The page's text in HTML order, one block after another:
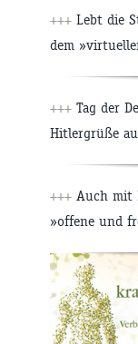
+++ Lebt die
dem
+++ Tag der
Hitlergrüße
+++ Auch mit
»offene und